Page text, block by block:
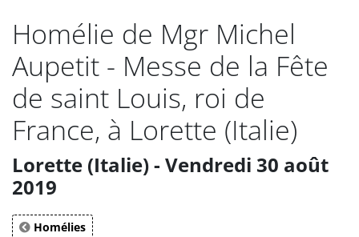
Homélie de Mgr Michel
Aupetit - Messe de la Fête
de saint Louis, roi de
France, à Lorette (Italie)
Lorette (Italie) - Vendredi 30 août
2019
Homélies